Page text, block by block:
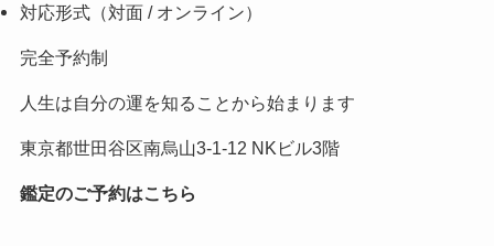
対応形式（対面 / オンライン）
完全予約制
人生は自分の運を知ることから始まります
東京都世田谷区南烏山3-1-12 NKビル3階
鑑定のご予約はこちら